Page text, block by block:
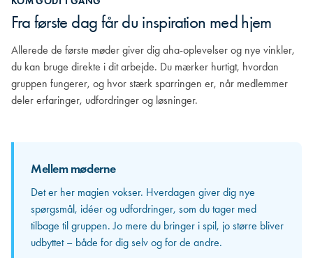
Fra første dag får du inspiration med hjem
Allerede de første møder giver dig aha-oplevelser og nye vinkler,
du kan bruge direkte i dit arbejde. Du mærker hurtigt, hvordan
gruppen fungerer, og hvor stærk sparringen er, når medlemmer
deler erfaringer, udfordringer og løsninger.
Mellem møderne
Det er her magien vokser. Hverdagen giver dig nye
spørgsmål, idéer og udfordringer, som du tager med
tilbage til gruppen. Jo mere du bringer i spil, jo større bliver
udbyttet – både for dig selv og for de andre.
Når dialog bliver til gensidig forståelse
Efterhånden som relationerne vokser, begynder du virkelig at lære
de andre at kende. Du opdager, hvor stærke kompetencer der
sidder rundt om bordet, og hvordan jeres forskellige erfaringer kan
spejle og styrke hinanden. Herfra bliver sparringen mere personlig
Mellem møderne
De input og perspektiver, du får med hjem, bliver i
stigende grad til konkrete løsninger i din egen
organisation. Det er her, du for alvor mærker, hvordan
Når fællesskabet skaber reel værdi
Nu er gruppens dynamik blevet en naturlig del af din hverdag. Du
bidrager med skarp sparring, får selv værdifuld feedback og
oplever, hvordan samtalerne rykker både dig og din organisation.
Samspillet bliver mere nuanceret, relationerne tættere, og udbyttet
netværksgruppe: det er ikke længere blot inspiration, men konkrete
omsætte til resultater.